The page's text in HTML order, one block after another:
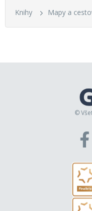
Knihy Mapy a
©